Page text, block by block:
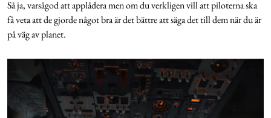
Så ja, varsågod att applådera men om du verkligen vill att piloterna ska
få veta att de gjorde något bra är det bättre att säga det till dem när du är
på väg av planet.